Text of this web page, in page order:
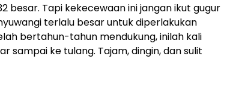
besar. Tapi kekecewaan ini jangan ikut gugur
terlalu besar untuk diperlakukan
bertahun-tahun mendukung, inilah kali
ke tulang. Tajam, dingin, dan sulit